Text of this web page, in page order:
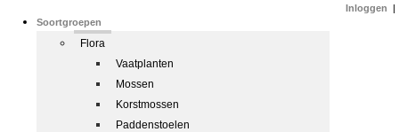
Soortgroepen
Flora
Vaatplanten
Mossen
Korstmossen
Paddenstoelen
Inloggen |